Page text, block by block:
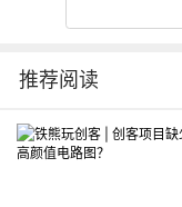
推荐阅读